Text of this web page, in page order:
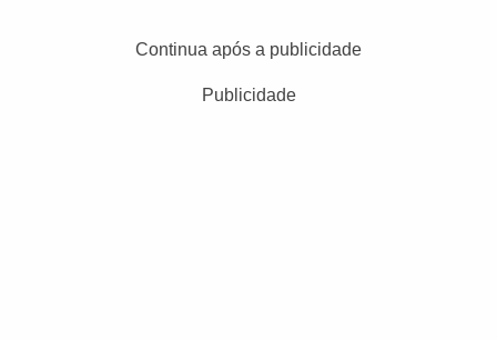
Continua após a publicidade
Publicidade